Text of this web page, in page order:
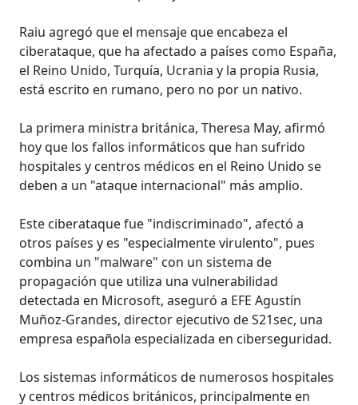
Raiu agregó que el mensaje que encabeza el
ciberataque, que ha afectado a países como España,
el Reino Unido, Turquía, Ucrania y la propia Rusia,
está escrito en rumano, pero no por un nativo.
La primera ministra británica, Theresa May, afirmó
hoy que los fallos informáticos que han sufrido
hospitales y centros médicos en el Reino Unido se
deben a un "ataque internacional" más amplio.
Este ciberataque fue "indiscriminado", afectó a
otros países y es "especialmente virulento", pues
combina un "malware" con un sistema de
propagación que utiliza una vulnerabilidad
detectada en Microsoft, aseguró a EFE Agustín
Muñoz-Grandes, director ejecutivo de S21sec, una
empresa española especializada en ciberseguridad.
Los sistemas informáticos de numerosos hospitales
y centros médicos británicos, principalmente en